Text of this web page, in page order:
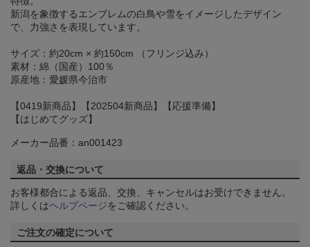
新潟を象徴するエンブレムの白鳥や雪をイメージしたデザイン
で、力強さを表現しています。
サイズ：約20cm × 約150cm （フリンジ込み）
素材：綿（国産）100％
原産地：愛媛県今治市
【0419新商品】【202504新商品】【応援準備】
【はじめてグッズ】
メーカー品番：an001423
返品・交換について
お客様都合による返品、交換、キャンセルはお受けできません。
詳しくはヘルプページをご確認ください。
ご注文の確定について